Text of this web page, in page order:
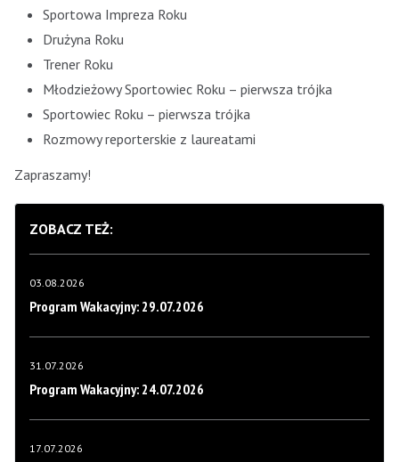
Sportowa Impreza Roku
Drużyna Roku
Trener Roku
Młodzieżowy Sportowiec Roku – pierwsza trójka
Sportowiec Roku – pierwsza trójka
Rozmowy reporterskie z laureatami
Zapraszamy!
ZOBACZ TEŻ:
03.08.2026
Program Wakacyjny: 29.07.2026
31.07.2026
Program Wakacyjny: 24.07.2026
17.07.2026